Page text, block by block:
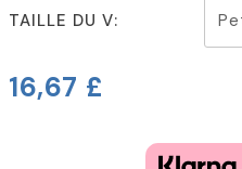
TAILLE DU V:
16,67 £